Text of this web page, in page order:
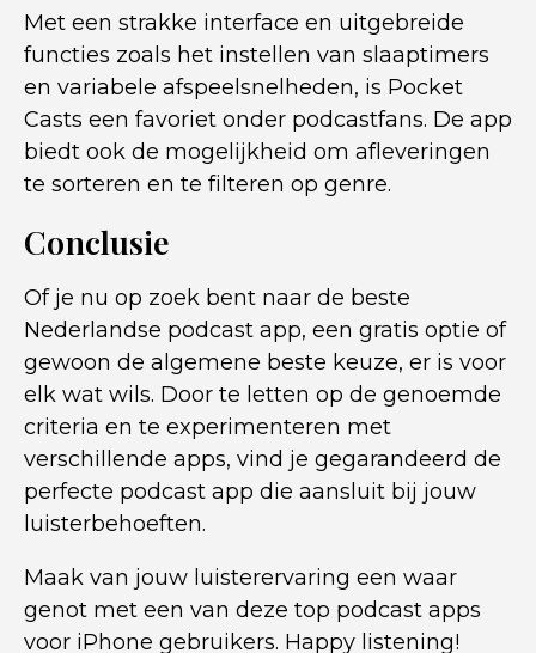
Met een strakke interface en uitgebreide
functies zoals het instellen van slaaptimers
en variabele afspeelsnelheden, is Pocket
Casts een favoriet onder podcastfans. De app
biedt ook de mogelijkheid om afleveringen
te sorteren en te filteren op genre.
Conclusie
Of je nu op zoek bent naar de beste
Nederlandse podcast app, een gratis optie of
gewoon de algemene beste keuze, er is voor
elk wat wils. Door te letten op de genoemde
criteria en te experimenteren met
verschillende apps, vind je gegarandeerd de
perfecte podcast app die aansluit bij jouw
luisterbehoeften.
Maak van jouw luisterervaring een waar
genot met een van deze top podcast apps
voor iPhone gebruikers. Happy listening!